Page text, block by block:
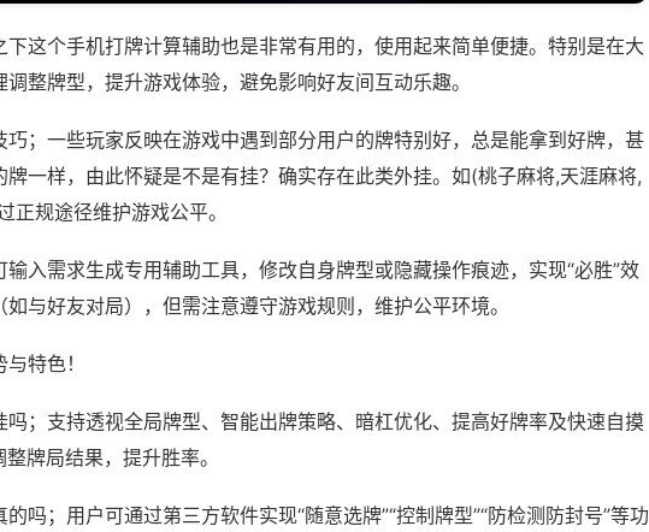
下这个手机打牌计算辅助也是非常有用的，使用起来简单便捷。特别是在大
整牌型，提升游戏体验，避免影响好友间互动乐趣。
巧；一些玩家反映在游戏中遇到部分用户的牌特别好，总是能拿到好牌，甚
牌一样，由此怀疑是不是有挂？确实存在此类外挂。如(桃子麻将,天涯麻将,
正规途径维护游戏公平。
输入需求生成专用辅助工具，修改自身牌型或隐藏操作痕迹，实现“必胜”效
与好友对局），但需注意遵守游戏规则，维护公平环境。
特色！
；支持透视全局牌型、智能出牌策略、暗杠优化、提高好牌率及快速自摸
牌局结果，提升胜率。
吗；用户可通过第三方软件实现“随意选牌”“控制牌型”“防检测防封号”等功